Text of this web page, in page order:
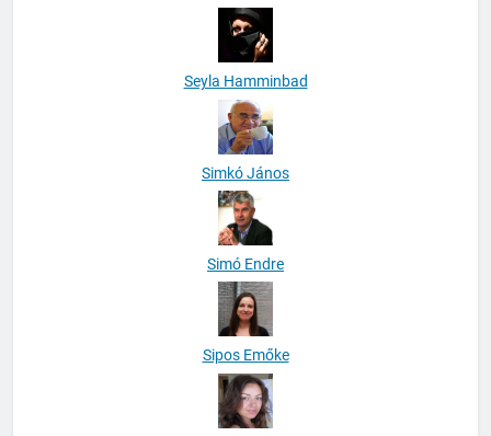
Seyla Hamminbad
Simkó János
Simó Endre
Sipos Emőke